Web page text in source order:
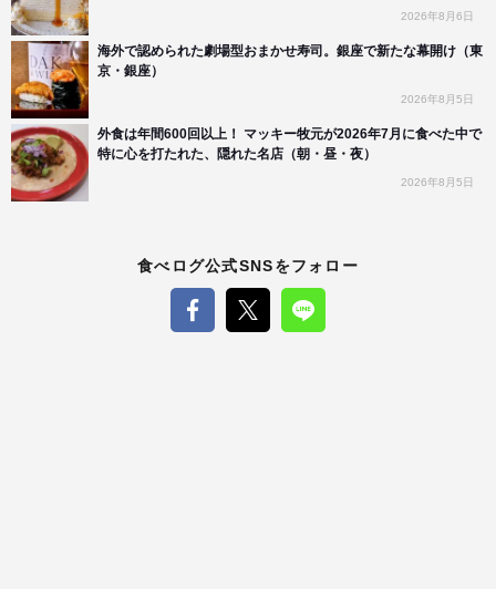
2026年8月6日
海外で認められた劇場型おまかせ寿司。銀座で新たな幕開け（東
京・銀座）
2026年8月5日
外食は年間600回以上！ マッキー牧元が2026年7月に食べた中で
特に心を打たれた、隠れた名店（朝・昼・夜）
2026年8月5日
食べログ公式SNSをフォロー